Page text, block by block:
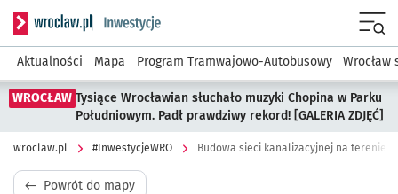
Serwis informacyjny wroclaw.pl podserwis:
Aktualności Mapa Program Tramwajowo-Autobusowy Wrocław
WROCŁAW Tysiące Wrocławian słuchało muzyki Chopina w Parku
Południowym. Padł prawdziwy rekord! [GALERIA ZDJĘĆ]
wroclaw.pl #InwestycjeWRO Budowa sieci kanalizacyjnej na terenie
Powrót do mapy